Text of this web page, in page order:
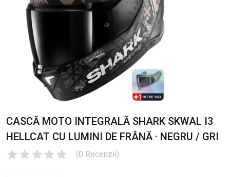
CASCĂ MOTO INTEGRALĂ SHARK SKWAL I3
HELLCAT CU LUMINI DE FRÂNĂ · NEGRU / GRI
(0 Recenzii)